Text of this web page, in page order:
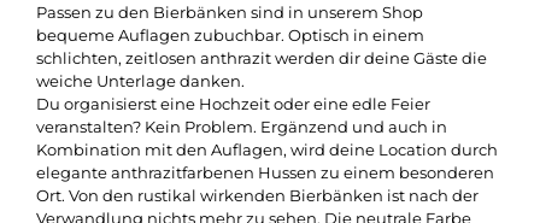
Passen zu den Bierbänken sind in unserem Shop
bequeme Auflagen zubuchbar. Optisch in einem
schlichten, zeitlosen anthrazit werden dir deine Gäste die
weiche Unterlage danken.
Du organisierst eine Hochzeit oder eine edle Feier
veranstalten? Kein Problem. Ergänzend und auch in
Kombination mit den Auflagen, wird deine Location durch
elegante anthrazitfarbenen Hussen zu einem besonderen
Ort. Von den rustikal wirkenden Bierbänken ist nach der
Verwandlung nichts mehr zu sehen. Die neutrale Farbe